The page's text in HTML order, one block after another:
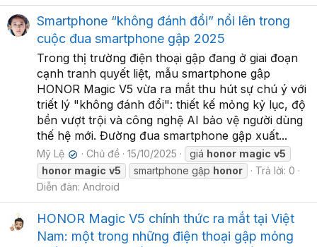
Smartphone “không đánh đổi” nổi lên trong
cuộc đua smartphone gập 2025
Trong thị trường điện thoại gập đang ở giai đoạn
cạnh tranh quyết liệt, mẫu smartphone gập
HONOR Magic V5 vừa ra mắt thu hút sự chú ý với
triết lý "không đánh đổi": thiết kế mỏng kỷ lục, độ
bền vượt trội và công nghệ AI bảo vệ người dùng
thế hệ mới. Đường đua smartphone gập xuất...
Mỹ Lệ ✔ Chủ đề 15/10/2025 giá honor magic v5
honor magic v5 smartphone gập honor
Trả lời: 0
Diễn đàn: Android
HONOR Magic V5 chính thức ra mắt tại Việt
Nam: một trong những điện thoại gập mỏng